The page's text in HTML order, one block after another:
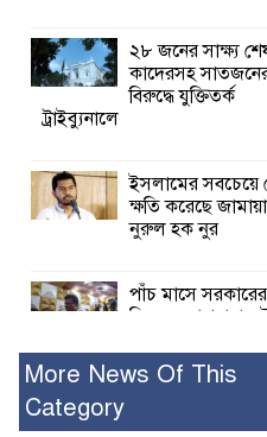
২৮ জনের সাক্ষ্য
কাদেরসহ
বিরুদ্ধে যুক্তিতর্ক
ট্রাইব্যুনালে
ইসলামের সবচেয়ে
ক্ষতি করেছে
নুরুল হক নুর
পাঁচ মাসে
দিচ্ছেন, আপনারা
করলেন না কেন: শহীদ জিসানের
ক্ষোভ
More News Of This
Category